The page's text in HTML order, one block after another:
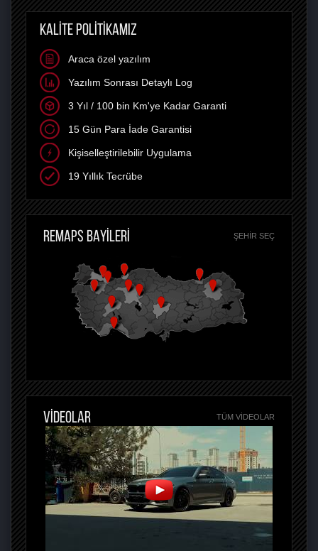
KALİTE POLİTİKAMIZ
Araca özel yazılım
Yazılım Sonrası Detaylı Log
3 Yıl / 100 bin Km'ye Kadar Garanti
15 Gün Para İade Garantisi
Kişiselleştirilebilir Uygulama
19 Yıllık Tecrübe
REMAPS BAYİLERİ ŞEHIR SEÇ
VİDEOLAR TÜM VIDEOLAR